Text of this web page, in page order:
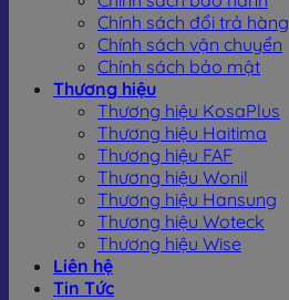
Chính sách đổi trả hàng
Chính sách vận chuyển
Chính sách bảo mật
Thương hiệu
Thương hiệu KosaPlus
Thương hiệu Haitima
Thương hiệu FAF
Thương hiệu Wonil
Thương hiệu Hansung
Thương hiệu Woteck
Thương hiệu Wise
Liên hệ
Tin Tức